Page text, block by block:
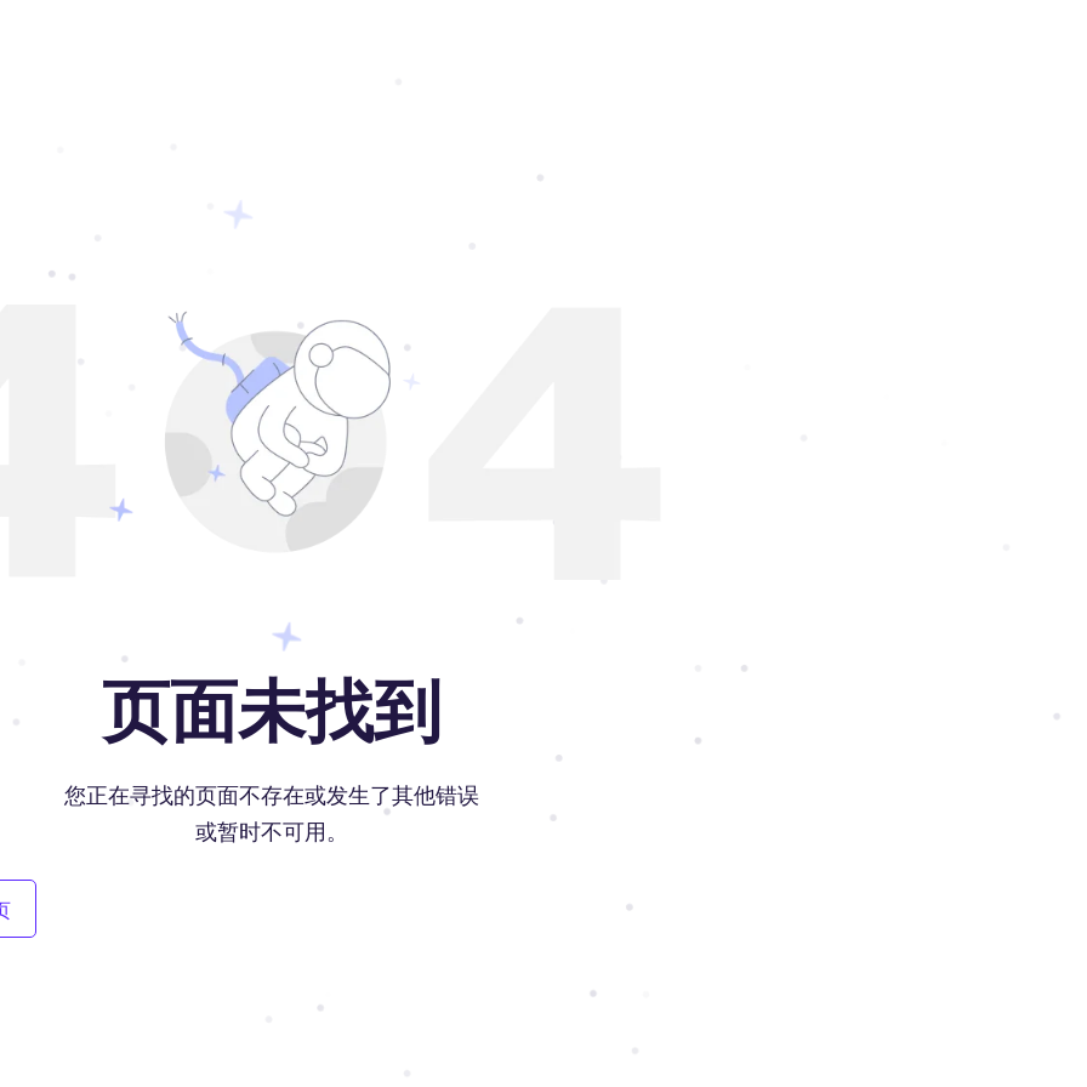
页面未找到
您正在寻找的页面不存在或发生了其他错误
或暂时不可用。